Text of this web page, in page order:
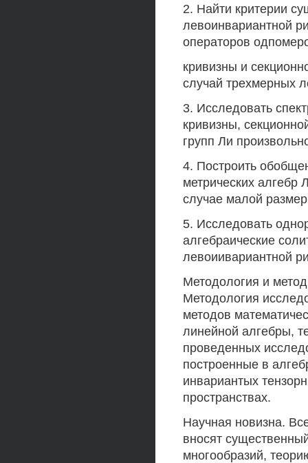
2. Найти критерии
левоинвариантной
операторов
кривизны и
случай трехмерных
3. Исследовать
кривизны,
групп Ли
4. Построить
метрических алгебр
случае малой
5. Исследовать
алгебраические
левоиивариантной
Методология и
Методология
методов
линейной алгебры,
проведенных
построенные в
инвариантых
пространствах.
Научная новизна.
вносят
многообразий,